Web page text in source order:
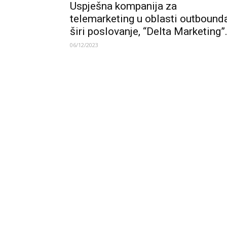
Uspješna kompanija za
telemarketing u oblasti
širi poslovanje, “Delta
06/12/2023